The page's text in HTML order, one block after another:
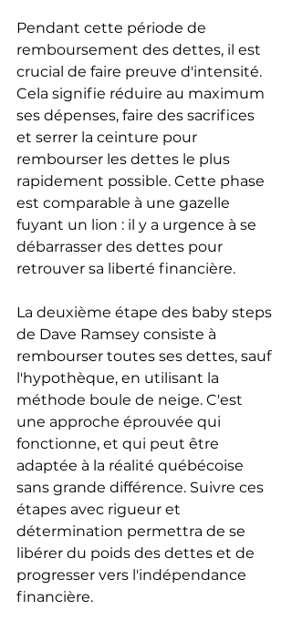
Pendant cette période de
remboursement des dettes, il est
crucial de faire preuve d'intensité.
Cela signifie réduire au maximum
ses dépenses, faire des sacrifices
et serrer la ceinture pour
rembourser les dettes le plus
rapidement possible. Cette phase
est comparable à une gazelle
fuyant un lion : il y a urgence à se
débarrasser des dettes pour
retrouver sa liberté financière.
La deuxième étape des baby steps
de Dave Ramsey consiste à
rembourser toutes ses dettes, sauf
l'hypothèque, en utilisant la
méthode boule de neige. C'est
une approche éprouvée qui
fonctionne, et qui peut être
adaptée à la réalité québécoise
sans grande différence. Suivre ces
étapes avec rigueur et
détermination permettra de se
libérer du poids des dettes et de
progresser vers l'indépendance
financière.